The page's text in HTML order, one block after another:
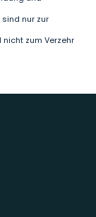
nur zur
zum Verzehr